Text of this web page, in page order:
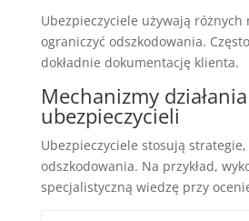
Ubezpieczyciele używają różnych
ograniczyć odszkodowania.
dokładnie dokumentację klienta.
Mechanizmy działania
ubezpieczycieli
Ubezpieczyciele stosują
odszkodowania. Na przykład,
specjalistyczną wiedzę przy